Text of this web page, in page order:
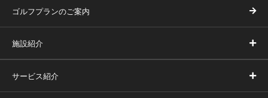
ゴルフプランのご案内
施設紹介
サービス紹介